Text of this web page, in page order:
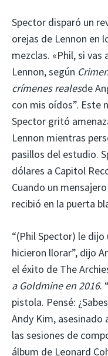
Spector disparó un
orejas de Lennon en
mezclas. «Phil, si
Lennon, según
crímenes realesde
con mis oídos”. Este
Spector gritó
Lennon mientras
pasillos del estudio.
dólares a Capitol
Cuando un
recibió en la puerta
“(Phil Spector) le dijo
hicieron llorar”, dijo
el éxito de The
a Goldmine en 2016.
pistola. Pensé:
Andy Kim, asesinado
las sesiones de
álbum de Leonard